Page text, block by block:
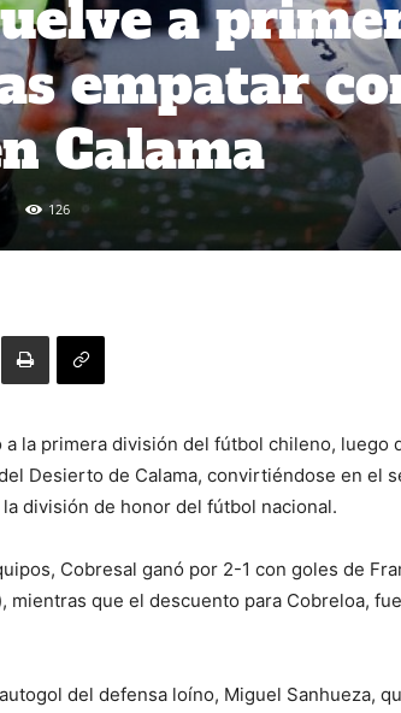
a
empatar
Calama
126
la primera división del fútbol chileno, luego
Desierto de Calama, convirtiéndose en el
división de honor del fútbol nacional.
Cobresal ganó por 2-1 con goles de
mientras que el descuento para Cobreloa,
del defensa loíno, Miguel Sanhueza,